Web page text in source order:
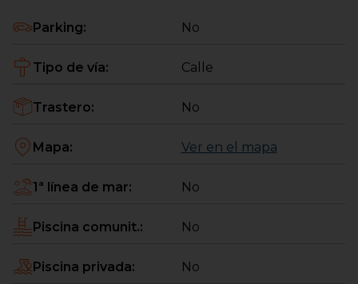
Parking: No
Tipo de vía: Calle
Trastero: No
Mapa: Ver en el mapa
1ª línea de mar: No
Piscina comunit.: No
Piscina privada: No